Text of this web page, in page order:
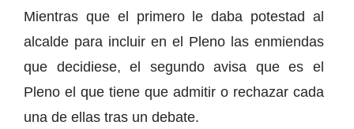
Mientras que el primero le daba potestad al
alcalde para incluir en el Pleno las enmiendas
que decidiese, el segundo avisa que es el
Pleno el que tiene que admitir o rechazar cada
una de ellas tras un debate.